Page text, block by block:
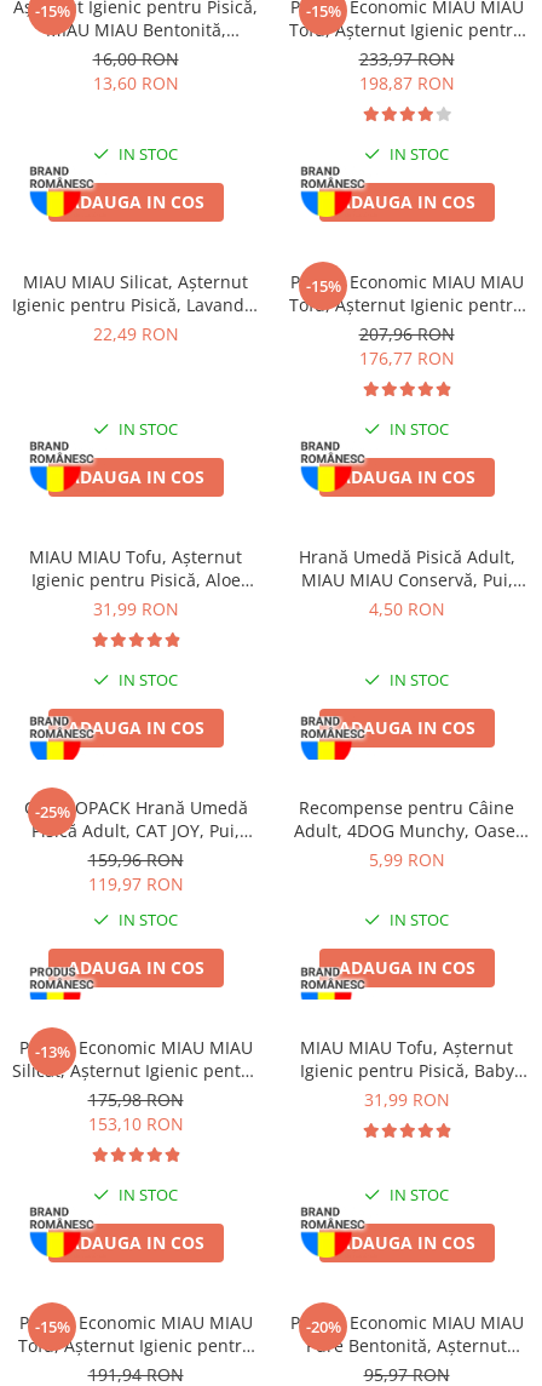
Vitamine Pisici
Perii & Piepteni Pisici
Accesorii Pisici
Ansambluri Pisici
Castroane & Adapatori Pisici
Cuști & Genți Pisici
Jucării Pisici
Zgărzi & Hamuri
Suplimente Nutritive
Delicii Păsări
Îngrijire Păsări
Așternut Igienic Păsări
Rozătoare
Hrană Rozătoare
Fân Rozătoare
Meniuri Rozătoare
Delicii Rozătoare
Batoane Rozătoare
Îngrijire Rozătoare
Așternut Igienic Rozătoare
Cuști Rozătoare
Pești
Accesorii Acvarii
Hrană Pești
Hrană Broaște Țestoase
Întreținere Acvariu
Tratament Apă
-15%
Așternut Igienic pentru Pisică,
MIAU MIAU Bentonită,
Lavandă, 5kg
16,00 RON
13,60 RON
IN STOC
ADAUGA IN COS
-15%
Pachet Economic MIAU MIAU
Tofu, Așternut Igienic pentru
Pisică, Maxi, Vanilie, 3x15L
233,97 RON
198,87 RON
IN STOC
ADAUGA IN COS
MIAU MIAU Silicat, Așternut
Igienic pentru Pisică, Lavandă,
3.8L
22,49 RON
IN STOC
ADAUGA IN COS
-15%
Pachet Economic MIAU MIAU
Tofu, Așternut Igienic pentru
Pisică, Fresh, 4x10L
207,96 RON
176,77 RON
IN STOC
ADAUGA IN COS
MIAU MIAU Tofu, Așternut
Igienic pentru Pisică, Aloe
Vera, 6L
31,99 RON
IN STOC
ADAUGA IN COS
Hrană Umedă Pisică Adult,
MIAU MIAU Conservă, Pui,
415g
4,50 RON
IN STOC
ADAUGA IN COS
-25%
COMBOPACK Hrană Umedă
Pisică Adult, CAT JOY, Pui,
Vită, Curcan și Somon, 96x85g
159,96 RON
119,97 RON
IN STOC
ADAUGA IN COS
Recompense pentru Câine
Adult, 4DOG Munchy, Oase,
Vită, 10cm, 3 bucăți
5,99 RON
IN STOC
ADAUGA IN COS
-13%
Pachet Economic MIAU MIAU
Silicat, Așternut Igienic pentru
Pisică, Maxi, 2x15L
175,98 RON
153,10 RON
IN STOC
ADAUGA IN COS
MIAU MIAU Tofu, Așternut
Igienic pentru Pisică, Baby
Powder, 6L
31,99 RON
IN STOC
ADAUGA IN COS
-15%
Pachet Economic MIAU MIAU
Tofu, Așternut Igienic pentru
Pisică, Aloe Vera, 6x6L
191,94 RON
-20%
Pachet Economic MIAU MIAU
Pure Bentonită, Așternut
Igienic pentru Pisică, Lavandă,
95,97 RON